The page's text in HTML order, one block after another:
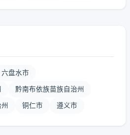
六盘水市
黔南布依族苗族自治州
铜仁市 遵义市